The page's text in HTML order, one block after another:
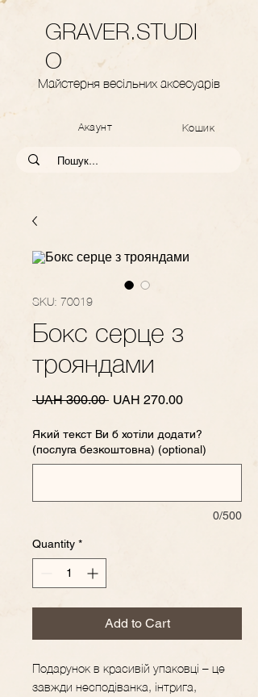
GRAVER.STUDI
O
Майстерня весільних аксесуарів
Акаунт Кошик
SKU: 70019
Бокс серце з
трояндами
UAH 300.00 Regular
UAH 270.00Sale
Який текст Ви б хотіли додати?
(послуга безкоштовна) (optional)
0/500
Quantity *
Add to Cart
Подарунок в красивій упаковці – це
завжди несподіванка, інтрига,